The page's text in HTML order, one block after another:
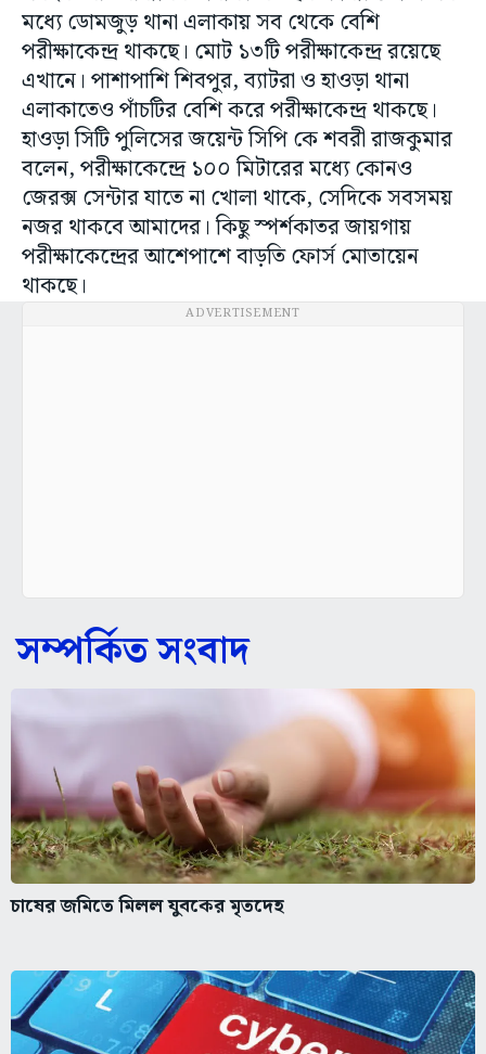
মধ্যে ডোমজুড় থানা এলাকায় সব থেকে বেশি
পরীক্ষাকেন্দ্র থাকছে। মোট ১৩টি পরীক্ষাকেন্দ্র রয়েছে
এখানে। পাশাপাশি শিবপুর, ব্যাটরা ও হাওড়া থানা
এলাকাতেও পাঁচটির বেশি করে পরীক্ষাকেন্দ্র থাকছে।
হাওড়া সিটি পুলিসের জয়েন্ট সিপি কে শবরী রাজকুমার
বলেন, পরীক্ষাকেন্দ্রে ১০০ মিটারের মধ্যে কোনও
জেরক্স সেন্টার যাতে না খোলা থাকে, সেদিকে সবসময়
নজর থাকবে আমাদের। কিছু স্পর্শকাতর জায়গায়
পরীক্ষাকেন্দ্রের আশেপাশে বাড়তি ফোর্স মোতায়েন
থাকছে।
ADVERTISEMENT
সম্পর্কিত সংবাদ
চাষের জমিতে মিলল যুবকের মৃতদেহ